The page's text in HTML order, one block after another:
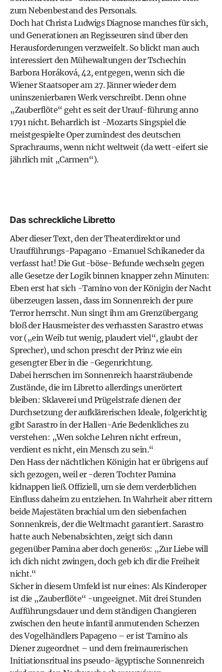
zum Nebenbestand des Personals.
Doch hat Christa Ludwigs Diagnose manches für sich,
und Generationen an Regisseuren sind über den
Herausforderungen verzweifelt. So blickt man auch
interessiert den Mühewaltungen der Tschechin
Barbora Horáková, 42, entgegen, wenn sich die
Wiener Staatsoper am 27. Jänner wieder dem
uninszenierbaren Werk verschreibt. Denn ohne
„Zauberflöte“ geht es seit der Urauf-führung anno
1791 nicht. Beharrlich ist -Mozarts Singspiel die
meistgespielte Oper zumindest des deutschen
Sprachraums, wenn nicht weltweit (da wett-eifert sie
jährlich mit „Carmen“).
Das schreckliche Libretto
Aber dieser Text, den der Theaterdirektor und
Uraufführungs-Papagano -Emanuel Schikaneder da
verfasst hat! Die Gut-böse-Befunde wechseln gegen
alle Gesetze der Logik binnen knapper zehn Minuten:
Eben erst hat sich -Tamino von der Königin der Nacht
überzeugen lassen, dass im Sonnenreich der pure
Terror herrscht. Nun singt ihm am Grenzübergang
bloß der Hausmeister des verhassten Sarastro etwas
vor („ein Weib tut wenig, plaudert viel“, glaubt der
Sprecher), und schon prescht der Prinz wie ein
gesengter Eber in die -Gegenrichtung.
Dabei herrschen im Sonnenreich haarsträubende
Zustände, die im Libretto allerdings unerörtert
bleiben: Sklaverei und Prügelstrafe dienen der
Durchsetzung der aufklärerischen Ideale, folgerichtig
gibt Sarastro in der Hallen-Arie Bedenkliches zu
verstehen: „Wen solche Lehren nicht erfreun,
verdient es nicht, ein Mensch zu sein.“
Den Hass der nächtlichen Königin hat er übrigens auf
sich gezogen, weil er -deren Tochter Pamina
kidnappen ließ. Offiziell, um sie dem verderblichen
Einfluss daheim zu entziehen. In Wahrheit aber rittern
beide Majestäten brachial um den siebenfachen
Sonnenkreis, der die Weltmacht garantiert. Sarastro
hatte auch Nebenabsichten, zeigt sich dann
gegenüber Pamina aber doch generös: „Zur Liebe will
ich dich nicht zwingen, doch geb ich dir die Freiheit
nicht.“
Sicher in diesem Umfeld ist nur eines: Als Kinderoper
ist die „Zauberflöte“ -ungeeignet. Mit drei Stunden
Aufführungsdauer und dem ständigen Changieren
zwischen den heute infantil anmutenden Scherzen
des Vogelhändlers Papageno – er ist Tamino als
Diener zugeordnet – und dem freimaurerischen
Initiationsritual ins pseudo-ägyptische Sonnenreich